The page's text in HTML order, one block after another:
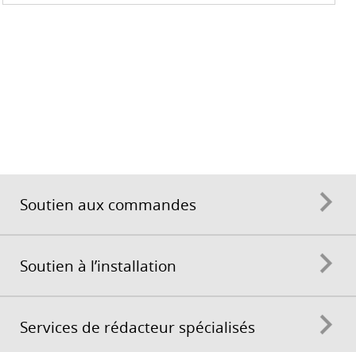
Soutien aux commandes
Soutien à l’installation
Services de rédacteur spécialisés